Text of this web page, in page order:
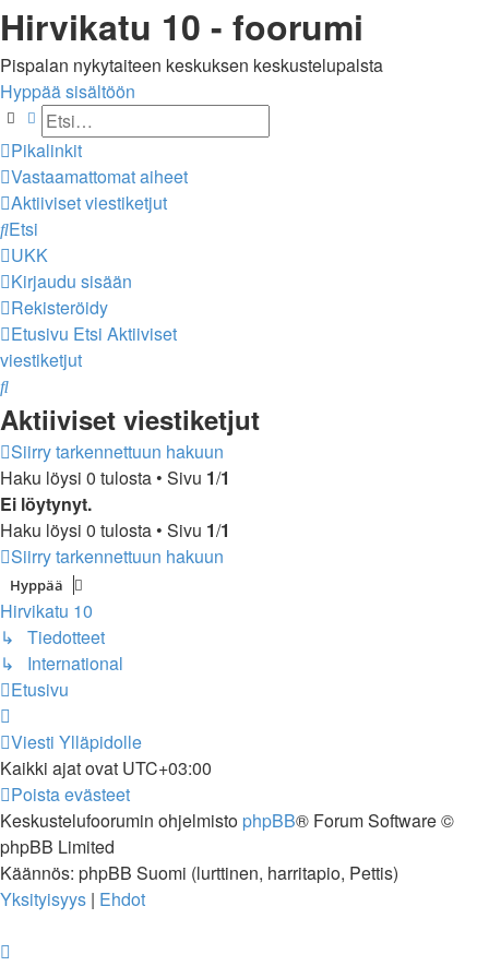
Hirvikatu 10 - foorumi
Pispalan nykytaiteen keskuksen keskustelupalsta
Hyppää sisältöön
Etsi Tarkennettu haku
Pikalinkit
Vastaamattomat aiheet
Aktiiviset viestiketjut
Etsi
UKK
Kirjaudu sisään
Rekisteröidy
Etusivu Etsi Aktiiviset
viestiketjut
Etsi
Aktiiviset viestiketjut
Siirry tarkennettuun hakuun
Haku löysi 0 tulosta • Sivu 1/1
Ei löytynyt.
Haku löysi 0 tulosta • Sivu 1/1
Siirry tarkennettuun hakuun
Hyppää
Hirvikatu 10
↳ Tiedotteet
↳ International
Etusivu
Viesti Ylläpidolle
Kaikki ajat ovat UTC+03:00
Poista evästeet
Keskustelufoorumin ohjelmisto phpBB® Forum Software ©
phpBB Limited
Käännös: phpBB Suomi (lurttinen, harritapio, Pettis)
Yksityisyys | Ehdot